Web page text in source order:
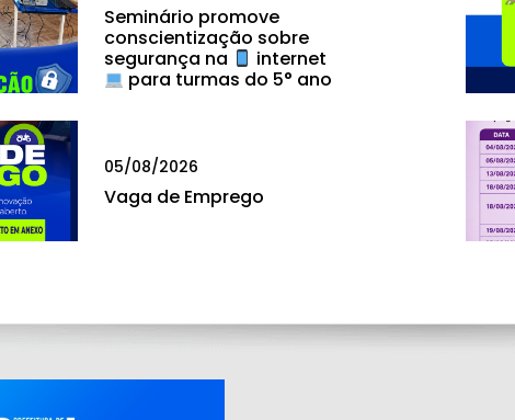
Seminário promove
conscientização sobre
segurança na
internet
para turmas do 5° ano
05/08/2026
Vaga de Emprego